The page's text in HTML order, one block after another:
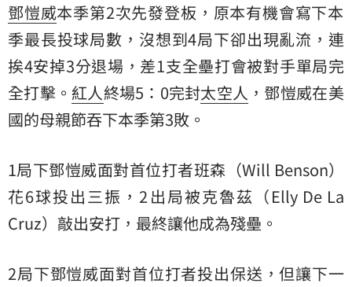
鄧愷威本季第2次先發登板，原本有機會寫下本
季最長投球局數，沒想到4局下卻出現亂流，連
挨4安掉3分退場，差1支全壘打會被對手單局完
全打擊。 紅人終場5：0完封太空人 ，鄧愷威在美
國的母親節吞下本季第3敗。
1局下鄧愷威面對首位打者班森（Will Benson）
花6球投出三振，2出局被克魯茲（Elly De La
Cruz）敲出安打，最終讓他成為殘壘。
2局下鄧愷威面對首位打者投出保送，但讓下一